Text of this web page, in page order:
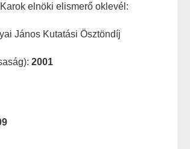
elnöki elismerő oklevél:
János Kutatási Ösztöndíj
2001